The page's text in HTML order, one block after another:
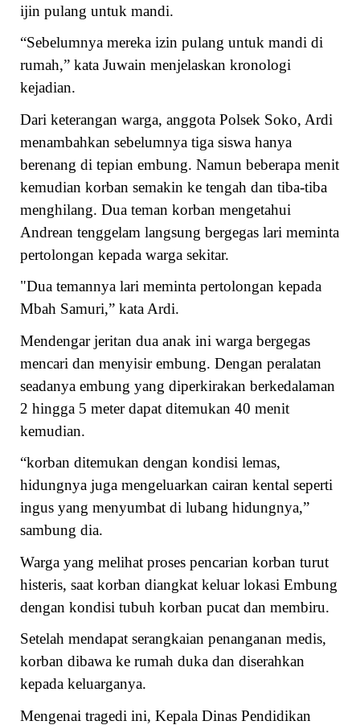
ijin pulang untuk mandi.
“Sebelumnya mereka izin pulang untuk mandi di
rumah,” kata Juwain menjelaskan kronologi
kejadian.
Dari keterangan warga, anggota Polsek Soko, Ardi
menambahkan sebelumnya tiga siswa hanya
berenang di tepian embung. Namun beberapa menit
kemudian korban semakin ke tengah dan tiba-tiba
menghilang. Dua teman korban mengetahui
Andrean tenggelam langsung bergegas lari meminta
pertolongan kepada warga sekitar.
"Dua temannya lari meminta pertolongan kepada
Mbah Samuri,” kata Ardi.
Mendengar jeritan dua anak ini warga bergegas
mencari dan menyisir embung. Dengan peralatan
seadanya embung yang diperkirakan berkedalaman
2 hingga 5 meter dapat ditemukan 40 menit
kemudian.
“korban ditemukan dengan kondisi lemas,
hidungnya juga mengeluarkan cairan kental seperti
ingus yang menyumbat di lubang hidungnya,”
sambung dia.
Warga yang melihat proses pencarian korban turut
histeris, saat korban diangkat keluar lokasi Embung
dengan kondisi tubuh korban pucat dan membiru.
Setelah mendapat serangkaian penanganan medis,
korban dibawa ke rumah duka dan diserahkan
kepada keluarganya.
Mengenai tragedi ini, Kepala Dinas Pendidikan